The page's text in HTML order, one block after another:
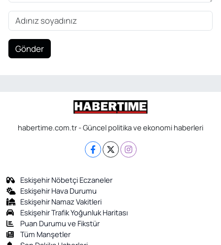
Gönder
habertime.com.tr - Güncel politika ve ekonomi haberleri
Eskişehir Nöbetçi Eczaneler
Eskişehir Hava Durumu
Eskişehir Namaz Vakitleri
Eskişehir Trafik Yoğunluk Haritası
Puan Durumu ve Fikstür
Tüm Manşetler